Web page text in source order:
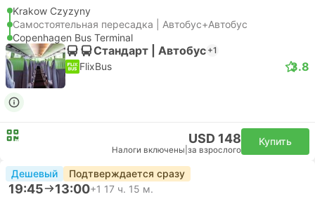
Krakow Czyzyny
Самостоятельная пересадка | Автобус+Автобус
Copenhagen Bus Terminal
Стандарт | Автобус +1
FlixBus 3.8
USD 148
Налоги включены за взрослого
Купить
Дешевый Подтверждается сразу
19:45 13:00+1 17 ч. 15 м.